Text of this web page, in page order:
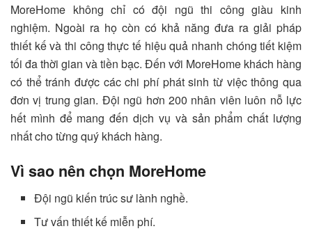
MoreHome không chỉ có đội ngũ thi công giàu kinh
nghiệm. Ngoài ra họ còn có khả năng đưa ra giải pháp
thiết kế và thi công thực tế hiệu quả nhanh chóng tiết kiệm
tối đa thời gian và tiền bạc. Đến với MoreHome khách hàng
có thể tránh được các chi phí phát sinh từ việc thông qua
đơn vị trung gian. Đội ngũ hơn 200 nhân viên luôn nỗ lực
hết mình để mang đến dịch vụ và sản phẩm chất lượng
nhất cho từng quý khách hàng.
Vì sao nên chọn MoreHome
Đội ngũ kiến trúc sư lành nghề.
Tư vấn thiết kế miễn phí.